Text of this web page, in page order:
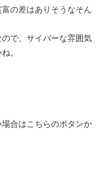
の差はありそうなそん
で、サイバーな雰囲気
。
合はこちらのボタンか